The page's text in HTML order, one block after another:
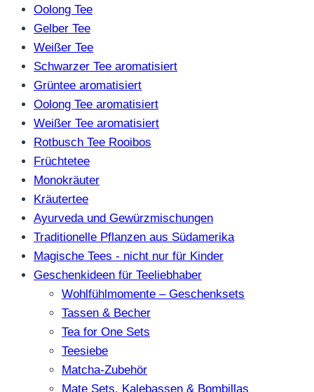
Oolong Tee
Gelber Tee
Weißer Tee
Schwarzer Tee aromatisiert
Grüntee aromatisiert
Oolong Tee aromatisiert
Weißer Tee aromatisiert
Rotbusch Tee Rooibos
Früchtetee
Monokräuter
Kräutertee
Ayurveda und Gewürzmischungen
Traditionelle Pflanzen aus Südamerika
Magische Tees - nicht nur für Kinder
Geschenkideen für Teeliebhaber
Wohlfühlmomente – Geschenksets
Tassen & Becher
Tea for One Sets
Teesiebe
Matcha-Zubehör
Mate Sets, Kalebassen & Bombillas